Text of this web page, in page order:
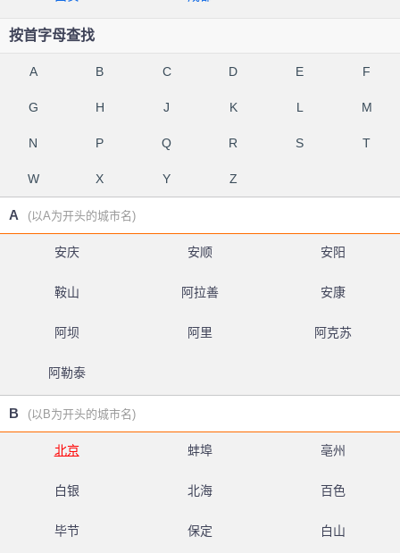
按首字母查找
A B C D E F
G H J K L M
N P Q R S T
W X Y Z
A (以A为开头的城市名)
安庆 安顺 安阳
鞍山 阿拉善 安康
阿坝 阿里 阿克苏
阿勒泰
B (以B为开头的城市名)
北京 蚌埠 亳州
白银 北海 百色
毕节 保定 白山